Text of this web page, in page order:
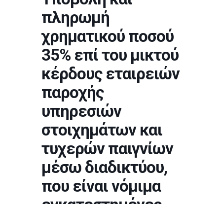
πληρωμή
χρηματικού ποσού
35% επί του μικτού
κέρδους εταιρειών
παροχής
υπηρεσιών
στοιχημάτων και
τυχερών παιγνίων
μέσω διαδικτύου,
που είναι νόμιμα